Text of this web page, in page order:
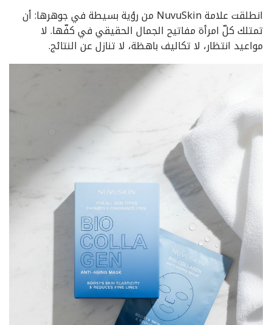
انطلقت علامة NuvuSkin من رؤية بسيطة في جوهرها: أن
تمتلك كلّ امرأة مفاتيح الجمال الحقيقي في كفّها. لا
مواعيد انتظار، لا تكاليف باهظة، لا تنازل عن النتائج.